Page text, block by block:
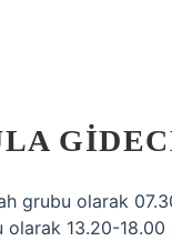
grubu olarak
13.20-18.00